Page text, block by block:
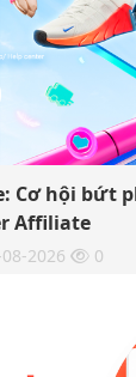
Cơ hội bứt
Affiliate
2026 0